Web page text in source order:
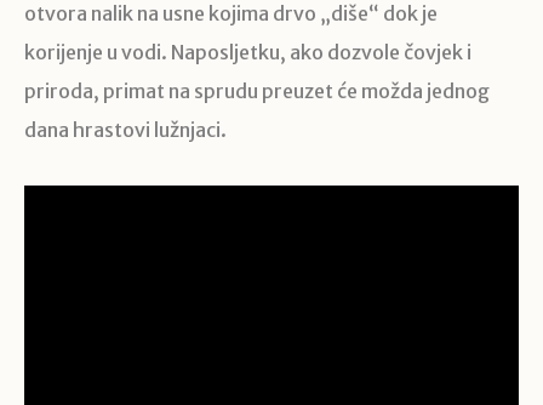
otvora nalik na usne kojima drvo „diše“ dok je
korijenje u vodi. Naposljetku, ako dozvole čovjek i
priroda, primat na sprudu preuzet će možda jednog
dana hrastovi lužnjaci.